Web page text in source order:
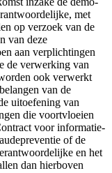
met
op verzoek van de
van deze
aan verplichtingen
de verwerking van
ook verwerkt
van de
uitoefening van
die voortvloeien
voor informatie-
of de
en het
dan hierboven